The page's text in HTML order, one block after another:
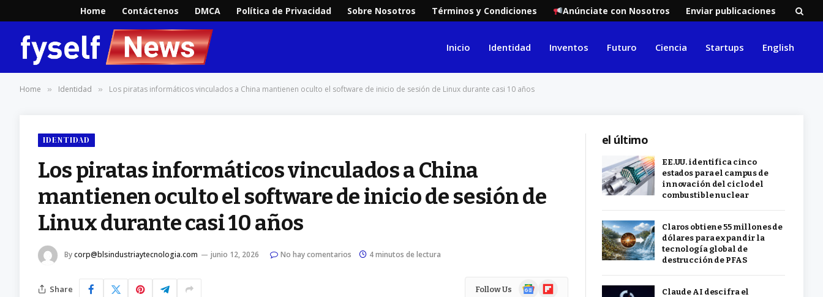
Home Contáctenos DMCA Política de Privacidad Sobre Nosotros Términos y Condiciones Anúnciate con Nosotros Enviar publicaciones
Inicio Identidad Inventos Futuro Ciencia Startups English
Home » Identidad » Los piratas informáticos vinculados a China mantienen oculto el software de inicio de sesión de Linux durante casi 10 años
IDENTIDAD
Los piratas informáticos vinculados a China
mantienen oculto el software de inicio de sesión de
Linux durante casi 10 años
Bycorp@blsindustriaytecnologia.com junio 12, 2026 No hay comentarios 4 minutos de lectura
Share Follow Us
GoogleFlipboard
el último
EE.UU. identifica cinco
estados para el campus de
innovación del ciclo del
combustible nuclear
Claros obtiene 55 millones de
dólares para expandir la
tecnología global de
destrucción de PFAS
Claude AI descifra el